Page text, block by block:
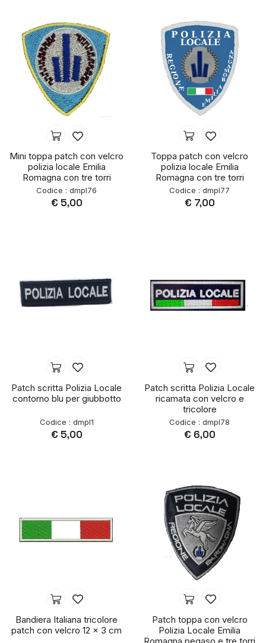
Mini toppa patch con velcro
polizia locale Emilia
Romagna con tre torri
Codice : dmpl76
€ 5,00
Toppa patch con velcro
polizia locale Emilia
Romagna con tre torri
Codice : dmpl77
€ 7,00
Patch scritta Polizia Locale
contorno blu per giubbotto
Codice : dmpl1
€ 5,00
Patch scritta Polizia Locale
ricamata con velcro e
tricolore
Codice : dmpl78
€ 6,00
Bandiera Italiana tricolore
patch con velcro 12 x 3 cm
Patch toppa con velcro
Polizia Locale Emilia
Romagna pegaso e tre torri